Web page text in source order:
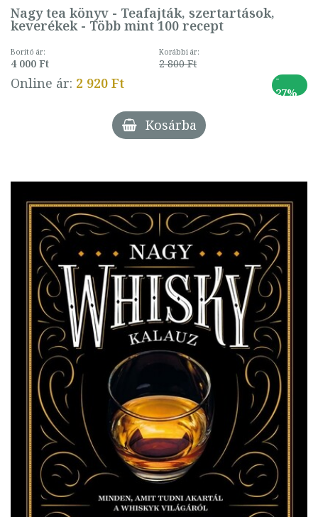
Nagy tea könyv - Teafajták, szertartások,
keverékek - Több mint 100 recept
Borító ár:
4 000 Ft
Korábbi ár:
2 800 Ft
Online ár: 2 920 Ft
-
27%
Kosárba